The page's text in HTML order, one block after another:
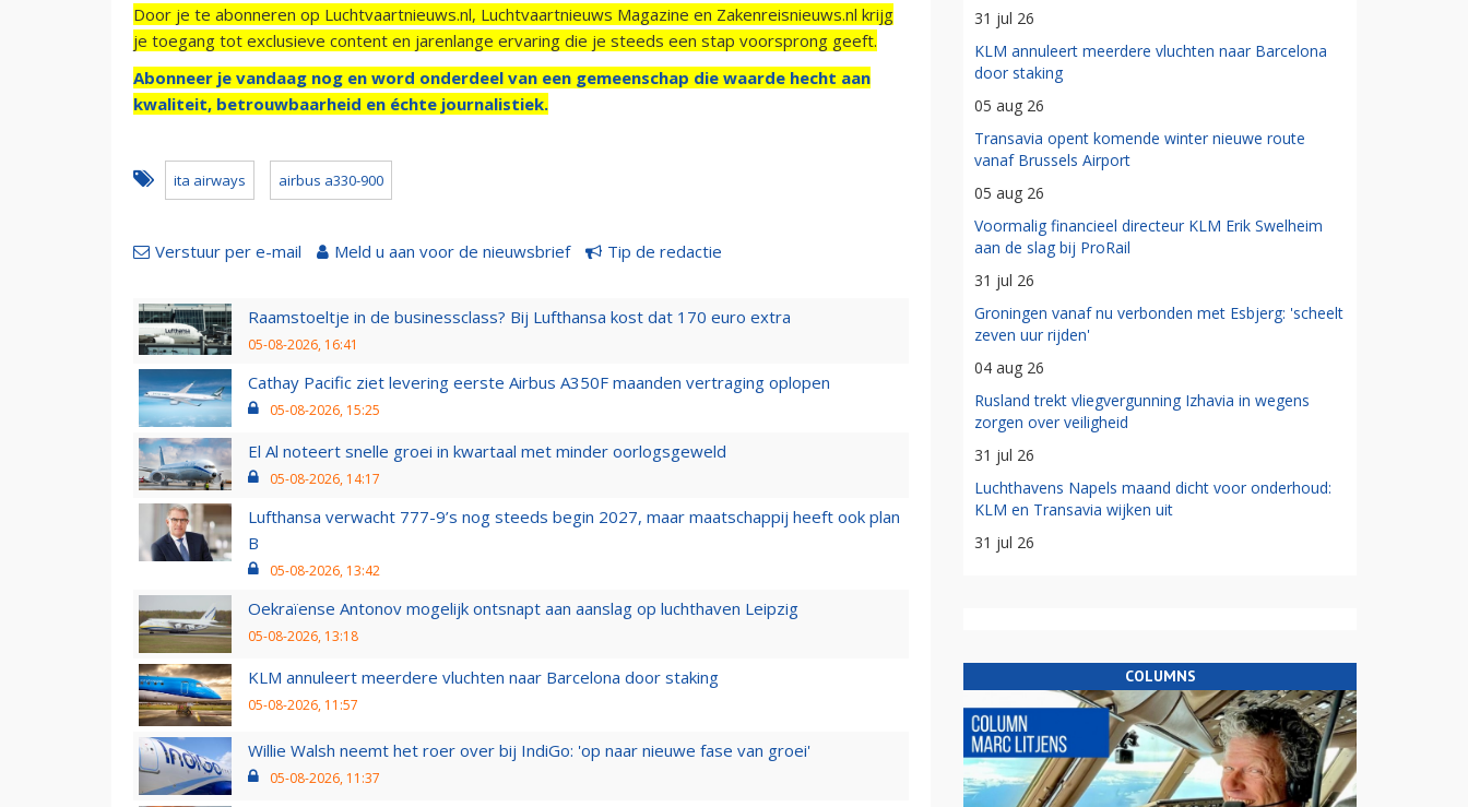
Door je te abonneren op Luchtvaartnieuws.nl, Luchtvaartnieuws Magazine en Zakenreisnieuws.nl krijg
je toegang tot exclusieve content en jarenlange ervaring die je steeds een stap voorsprong geeft.
Abonneer je vandaag nog en word onderdeel van een gemeenschap die waarde hecht aan
kwaliteit, betrouwbaarheid en échte journalistiek.
ita airways airbus a330-900
Verstuur per e-mail Meld u aan voor de nieuwsbrief Tip de redactie
Raamstoeltje in de businessclass? Bij Lufthansa kost dat 170 euro extra
05-08-2026, 16:41
Cathay Pacific ziet levering eerste Airbus A350F maanden vertraging oplopen
05-08-2026, 15:25
El Al noteert snelle groei in kwartaal met minder oorlogsgeweld
05-08-2026, 14:17
Lufthansa verwacht 777-9’s nog steeds begin 2027, maar maatschappij heeft ook plan
B
05-08-2026, 13:42
Oekraïense Antonov mogelijk ontsnapt aan aanslag op luchthaven Leipzig
05-08-2026, 13:18
KLM annuleert meerdere vluchten naar Barcelona door staking
05-08-2026, 11:57
Willie Walsh neemt het roer over bij IndiGo: 'op naar nieuwe fase van groei'
05-08-2026, 11:37
31 jul 26
KLM annuleert meerdere vluchten naar Barcelona
door staking
05 aug 26
Transavia opent komende winter nieuwe route
vanaf Brussels Airport
05 aug 26
Voormalig financieel directeur KLM Erik Swelheim
aan de slag bij ProRail
31 jul 26
Groningen vanaf nu verbonden met Esbjerg: 'scheelt
zeven uur rijden'
04 aug 26
Rusland trekt vliegvergunning Izhavia in wegens
zorgen over veiligheid
31 jul 26
Luchthavens Napels maand dicht voor onderhoud:
KLM en Transavia wijken uit
31 jul 26
COLUMNS